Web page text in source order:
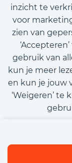
inzicht te
voor
zien van
gebruik van
kun je meer
en kun je jouw
‘Weigeren’
Call-
Kom met